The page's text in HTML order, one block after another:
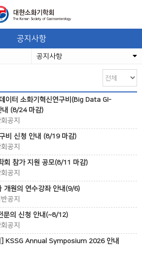
공지사항
공지사항
이터 소화기혁신연구비(Big Data GI-
(8/24 마감)
공지
비 신청 안내 (8/19 마감)
공지
회 참가 지원 공모(8/11 마감)
공지
개원의 연수강좌 안내(9/6)
공지
문의 신청 안내(~8/12)
공지
] KSSG Annual Symposium 2026 안내